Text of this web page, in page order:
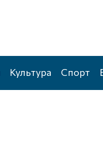
Культура Спорт